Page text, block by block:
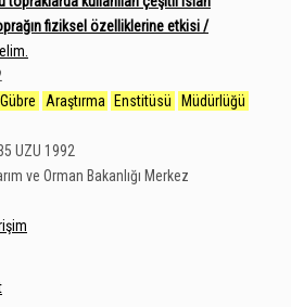
fiziksel özelliklerine etkisi /
Gübre Araştırma Enstitüsü
Müdürlüğü
UZU 1992
ve Orman Bakanlığı Merkez